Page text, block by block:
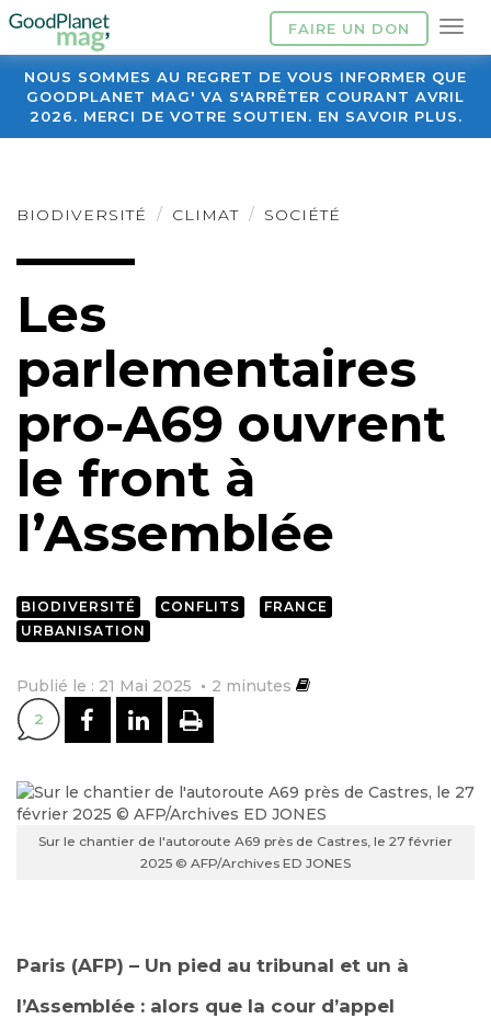
FAIRE UN DON
NOUS SOMMES AU REGRET DE VOUS INFORMER QUE
GOODPLANET MAG' VA S'ARRÊTER COURANT AVRIL
2026. MERCI DE VOTRE SOUTIEN. EN SAVOIR PLUS.
BIODIVERSITÉ CLIMAT SOCIÉTÉ
Les
parlementaires
pro-A69 ouvrent
le front à
l’Assemblée
BIODIVERSITÉ CONFLITS
FRANCE
URBANISATION
Publié le : 21 Mai 2025 2 minutes
2 PARTAGER SUR FACEBOOK
PARTAGER SUR
IMPRIMER
Sur le chantier de l'autoroute A69 près de Castres, le 27 février
2025 © AFP/Archives ED JONES
Paris (AFP) – Un pied au tribunal et un à
l’Assemblée : alors que la cour d’appel